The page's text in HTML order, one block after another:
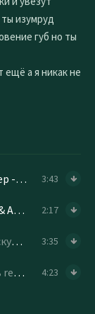
изумруд
губ но ты
ещё а я никак не
- Малиновые
3:43
Natalia Gordienko, Юлия Ковальчук & Анна Хилькевич 2:17
3:35
4:23